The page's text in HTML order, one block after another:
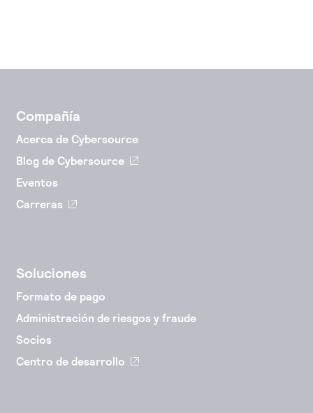
Compañía
Acerca de Cybersource
Blog de Cybersource
Eventos
Carreras
Soluciones
Formato de pago
Administración de riesgos y fraude
Socios
Centro de desarrollo